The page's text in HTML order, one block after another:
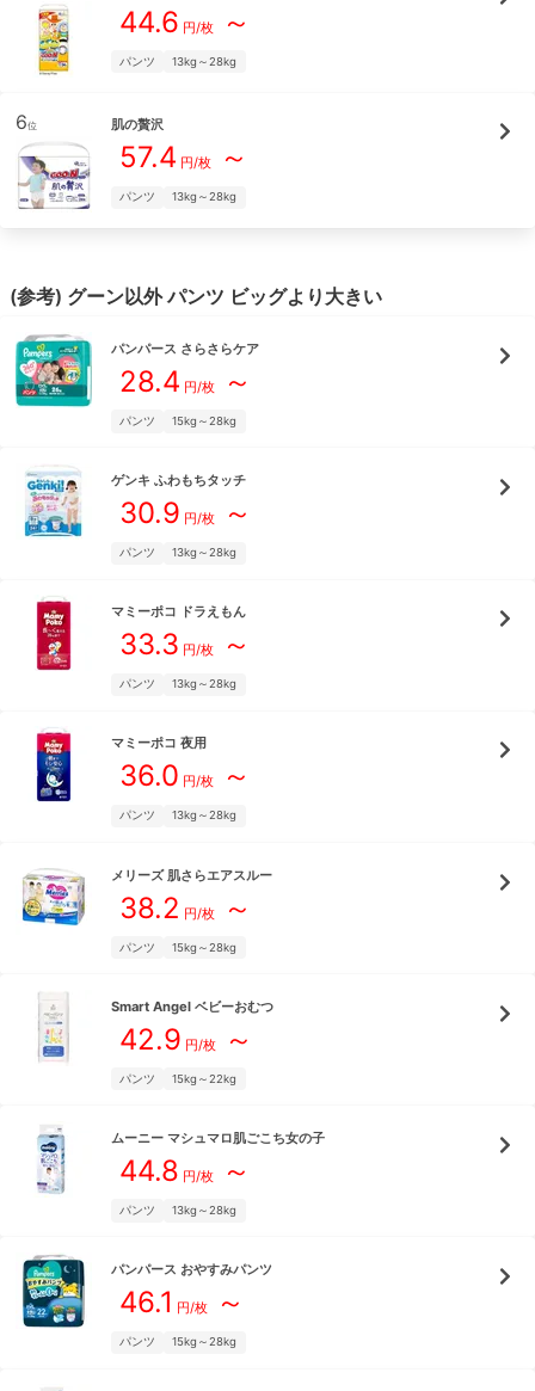
44.6 円/枚～
パンツ 13kg～28kg
6位 肌の贅沢
57.4 円/枚～
パンツ 13kg～28kg
(参考) グーン以外パンツ ビッグより大きい
パンパース さらさらケア
28.4 円/枚～
パンツ 15kg～28kg
ゲンキ ふわもちタッチ
30.9 円/枚～
パンツ 13kg～28kg
マミーポコ ドラえもん
33.3 円/枚～
パンツ 13kg～28kg
マミーポコ 夜用
36.0 円/枚～
パンツ 13kg～28kg
メリーズ 肌さらエアスルー
38.2 円/枚～
パンツ 15kg～28kg
Smart Angel ベビーおむつ
42.9 円/枚～
パンツ 15kg～22kg
ムーニー マシュマロ肌ごこち女の子
44.8 円/枚～
パンツ 13kg～28kg
パンパース おやすみパンツ
46.1 円/枚～
パンツ 15kg～28kg